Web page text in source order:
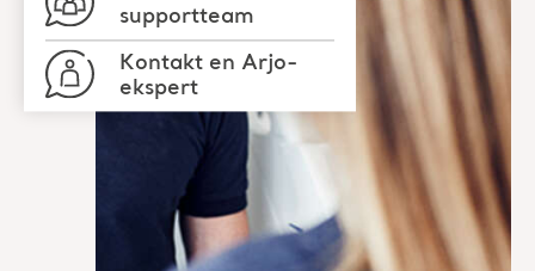
supportteam
Kontakt en Arjo-
ekspert